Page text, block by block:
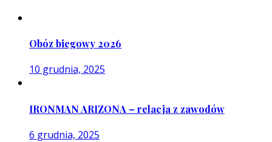
Obóz biegowy 2026
10 grudnia, 2025
IRONMAN ARIZONA – relacja z zawodów
6 grudnia, 2025